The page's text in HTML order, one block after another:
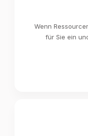
Wenn
für Sie ein